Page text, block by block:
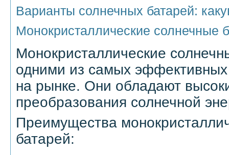
Варианты солнечных батарей:
Монокристаллические солнечные
Монокристаллические
одними из самых эффективных
на рынке. Они обладают
преобразования солнечной
Преимущества
батарей: